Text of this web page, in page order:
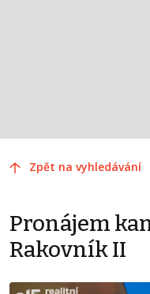
Zpět na vyhledávání
Pronájem
Rakovník II